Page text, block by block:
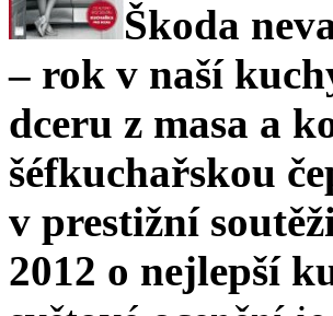
Škoda
– rok v naší
dceru z masa a
šéfkuchařskou
v prestižní
2012 o nejlepší